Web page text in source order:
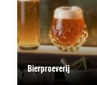
Bierproeverij